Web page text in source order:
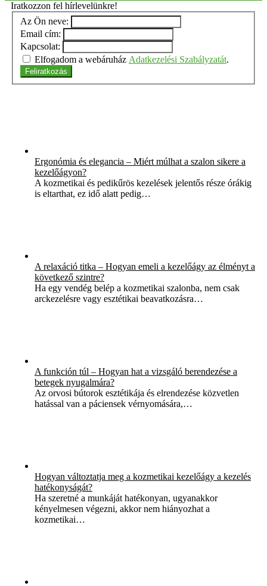
Iratkozzon fel hírlevelünkre!
Az Ön neve:
Email cím:
Kapcsolat:
Elfogadom a webáruház Adatkezelési Szabályzatát.
Feliratkozás
Ergonómia és elegancia – Miért múlhat a szalon sikere a
kezelőágyon?
A kozmetikai és pedikűrös kezelések jelentős része órákig
is eltarthat, ez idő alatt pedig…
A relaxáció titka – Hogyan emeli a kezelőágy az élményt a
következő szintre?
Ha egy vendég belép a kozmetikai szalonba, nem csak
arckezelésre vagy esztétikai beavatkozásra…
A funkción túl – Hogyan hat a vizsgáló berendezése a
betegek nyugalmára?
Az orvosi bútorok esztétikája és elrendezése közvetlen
hatással van a páciensek vérnyomására,…
Hogyan változtatja meg a kozmetikai kezelőágy a kezelés
hatékonyságát?
Ha szeretné a munkáját hatékonyan, ugyanakkor
kényelmesen végezni, akkor nem hiányozhat a
kozmetikai…